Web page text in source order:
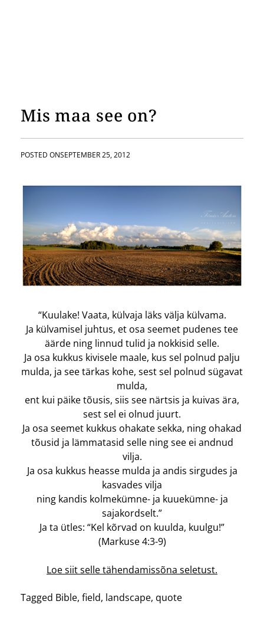
Mis maa see on?
POSTED ONSEPTEMBER 25, 2012
“Kuulake! Vaata, külvaja läks välja külvama.
Ja külvamisel juhtus, et osa seemet pudenes tee
äärde ning linnud tulid ja nokkisid selle.
Ja osa kukkus kivisele maale, kus sel polnud palju
mulda, ja see tärkas kohe, sest sel polnud sügavat
mulda,
ent kui päike tõusis, siis see närtsis ja kuivas ära,
sest sel ei olnud juurt.
Ja osa seemet kukkus ohakate sekka, ning ohakad
tõusid ja lämmatasid selle ning see ei andnud
vilja.
Ja osa kukkus heasse mulda ja andis sirgudes ja
kasvades vilja
ning kandis kolmekümne- ja kuuekümne- ja
sajakordselt.”
Ja ta ütles: “Kel kõrvad on kuulda, kuulgu!”
(Markuse 4:3-9)
Loe siit selle tähendamissõna seletust.
Tagged Bible, field, landscape, quote